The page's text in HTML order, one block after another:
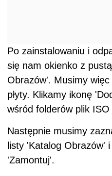
Po zainstalowaniu i
się nam okienko z
Obrazów'. Musimy
płyty. Klikamy ikonę
wśród folderów plik
Następnie musimy
listy 'Katalog Obrazów'
'Zamontuj'.